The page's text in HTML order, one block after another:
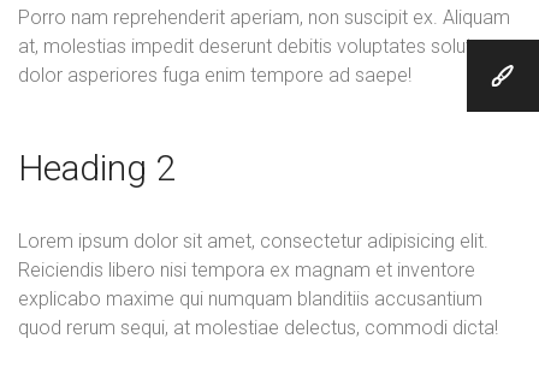
Porro nam reprehenderit aperiam, non suscipit ex. Aliquam
at, molestias impedit deserunt debitis voluptates soluta
dolor asperiores fuga enim tempore ad saepe!
Heading 2
Lorem ipsum dolor sit amet, consectetur adipisicing elit.
Reiciendis libero nisi tempora ex magnam et inventore
explicabo maxime qui numquam blanditiis accusantium
quod rerum sequi, at molestiae delectus, commodi dicta!